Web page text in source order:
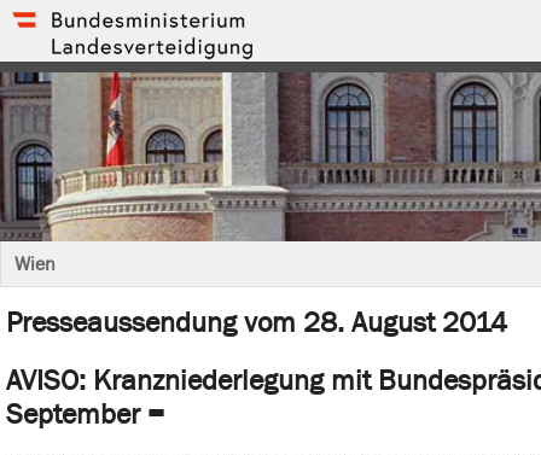
Wien
Presseaussendung vom 28. August 2014
AVISO: Kranzniederlegung mit
September =